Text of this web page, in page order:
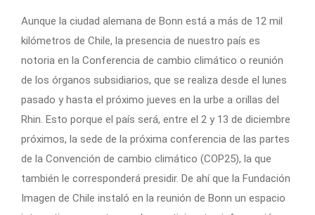
Aunque la ciudad alemana de Bonn está a más de 12 mil
kilómetros de Chile, la presencia de nuestro país es
notoria en la Conferencia de cambio climático o reunión
de los órganos subsidiarios, que se realiza desde el lunes
pasado y hasta el próximo jueves en la urbe a orillas del
Rhin. Esto porque el país será, entre el 2 y 13 de diciembre
próximos, la sede de la próxima conferencia de las partes
de la Convención de cambio climático (COP25), la que
también le corresponderá presidir. De ahí que la Fundación
Imagen de Chile instaló en la reunión de Bonn un espacio